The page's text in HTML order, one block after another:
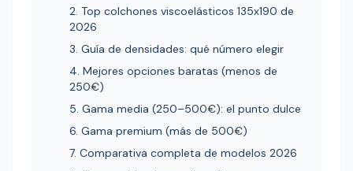
2. Top colchones viscoelásticos 135x190 de
2026
3. Guía de densidades: qué número elegir
4. Mejores opciones baratas (menos de
250€)
5. Gama media (250–500€): el punto dulce
6. Gama premium (más de 500€)
7. Comparativa completa de modelos 2026